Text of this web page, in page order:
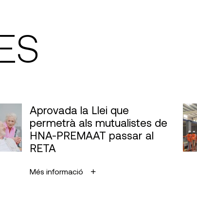
Aprovada la Llei que
permetrà als mutualistes de
HNA-PREMAAT passar al
RETA
Més informació